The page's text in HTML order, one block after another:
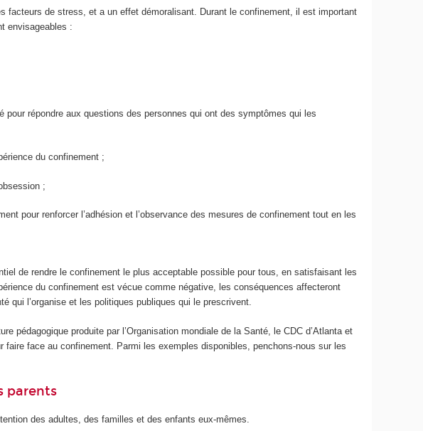
facteurs de stress, et a un effet démoralisant. Durant le confinement, il est important
envisageables :
répondre aux questions des personnes qui ont des symptômes qui les
du confinement ;
;
pour renforcer l’adhésion et l’observance des mesures de confinement tout en les
de rendre le confinement le plus acceptable possible pour tous, en satisfaisant les
du confinement est vécue comme négative, les conséquences affecteront
qui l’organise et les politiques publiques qui le prescrivent.
pédagogique produite par l’Organisation mondiale de la Santé, le CDC d’Atlanta et
face au confinement. Parmi les exemples disponibles, penchons-nous sur les
parents
des adultes, des familles et des enfants eux-mêmes.